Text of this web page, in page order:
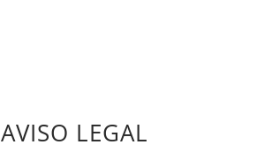
AVISO LEGAL